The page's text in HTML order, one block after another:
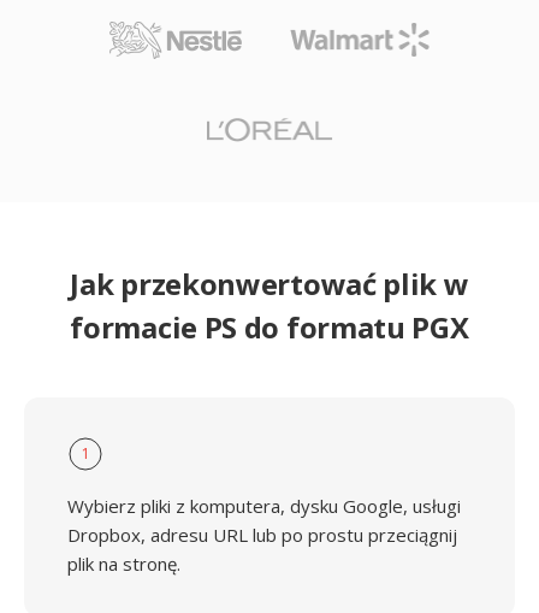
Jak przekonwertować plik w
formacie PS do formatu PGX
1
Wybierz pliki z komputera, dysku Google, usługi
Dropbox, adresu URL lub po prostu przeciągnij
plik na stronę.